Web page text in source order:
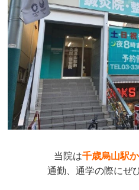
当院は千歳烏山駅
通勤、通学の際にぜ